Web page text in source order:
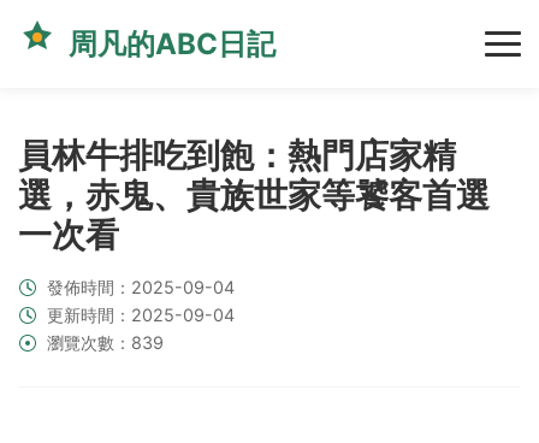
周凡的ABC日記
員林牛排吃到飽：熱門店家精
選，赤鬼、貴族世家等饕客首選
一次看
發佈時間：2025-09-04
更新時間：2025-09-04
瀏覽次數：839